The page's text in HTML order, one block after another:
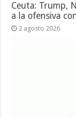
Ceuta: Trump,
a la ofensiva
2 agosto 2026